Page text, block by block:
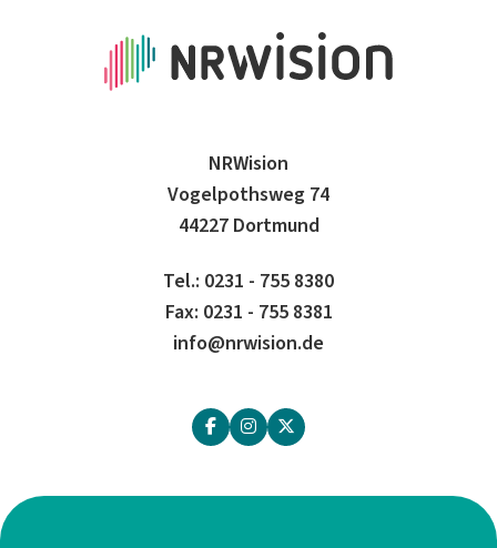
NRWision
Vogelpothsweg 74
44227 Dortmund
Tel.: 0231 - 755 8380
Fax: 0231 - 755 8381
info@nrwision.de